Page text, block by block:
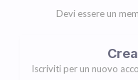
Devi essere un
Iscriviti per un nuovo